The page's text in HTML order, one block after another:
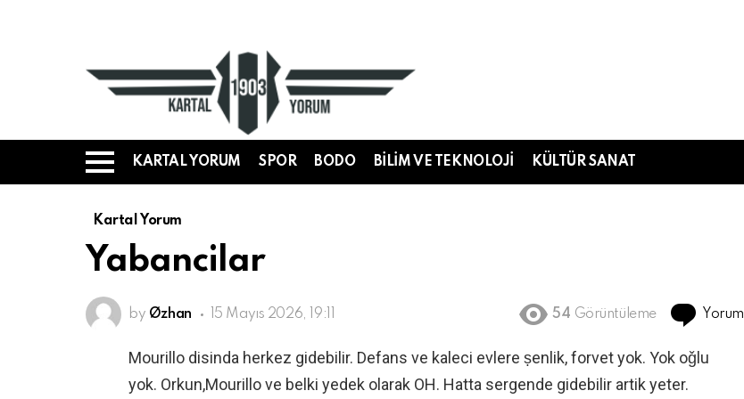
Menü
KARTAL YORUM SPOR BODO BILIM VE TEKNOLOJI KÜLTÜR SANAT
Kartal Yorum
Yabancilar
by Øzhan 15 Mayıs 2026, 19:11 54 Görüntüleme Yorum
Mourillo disinda herkez gidebilir. Defans ve kaleci evlere ṣenlik, forvet yok. Yok oǧlu
yok. Orkun,Mourillo ve belki yedek olarak OH. Hatta sergende gidebilir artik yeter.